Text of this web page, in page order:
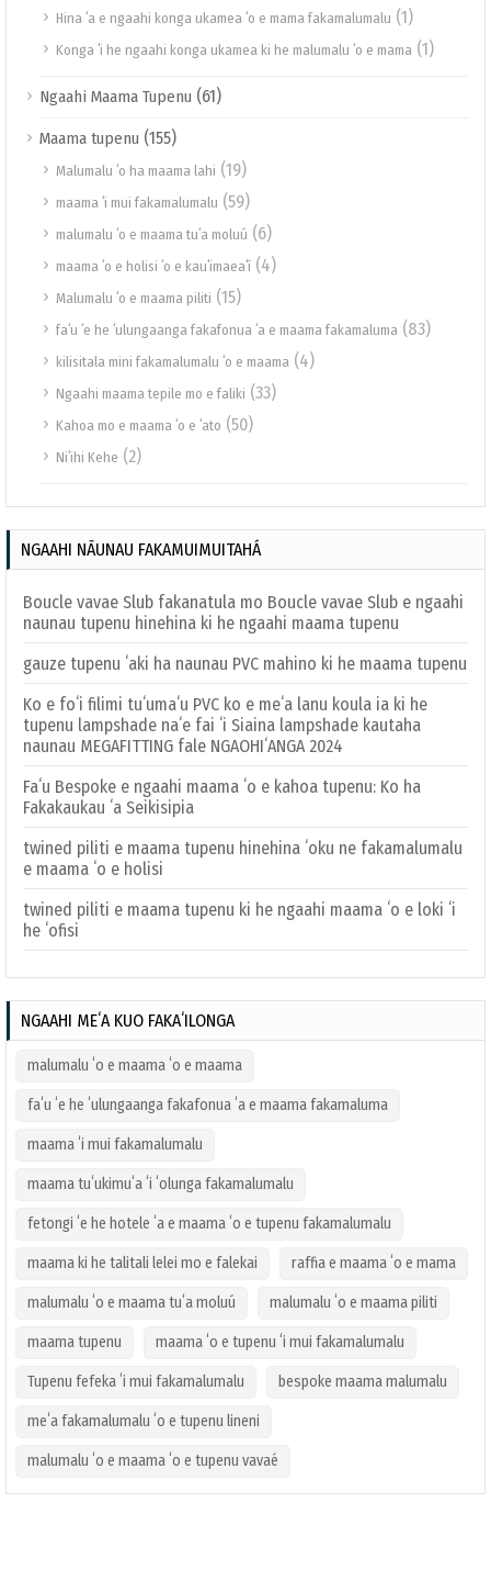
Hina ʻa e ngaahi konga ukamea ʻo e mama fakamalumalu (1)
Konga ʻi he ngaahi konga ukamea ki he malumalu ʻo e mama (1)
Ngaahi Maama Tupenu (61)
Maama tupenu (155)
Malumalu ʻo ha maama lahi (19)
maama ʻi mui fakamalumalu (59)
malumalu ʻo e maama tuʻa moluú (6)
maama ʻo e holisi ʻo e kauʻimaeaʻí (4)
Malumalu ʻo e maama piliti (15)
faʻu ʻe he ʻulungaanga fakafonua ʻa e maama fakamaluma (83)
kilisitala mini fakamalumalu ʻo e maama (4)
Ngaahi maama tepile mo e faliki (33)
Kahoa mo e maama ʻo e ʻato (50)
Niʻihi Kehe (2)
NGAAHI NĀUNAU FAKAMUIMUITAHÁ
Boucle vavae Slub fakanatula mo Boucle vavae Slub e ngaahi
naunau tupenu hinehina ki he ngaahi maama tupenu
gauze tupenu ʻaki ha naunau PVC mahino ki he maama tupenu
Ko e foʻi filimi tuʻumaʻu PVC ko e meʻa lanu koula ia ki he
tupenu lampshade naʻe fai ʻi Siaina lampshade kautaha
naunau MEGAFITTING fale NGAOHIʻANGA 2024
Faʻu Bespoke e ngaahi maama ʻo e kahoa tupenu: Ko ha
Fakakaukau ʻa Seikisipia
twined piliti e maama tupenu hinehina ʻoku ne fakamalumalu
e maama ʻo e holisi
twined piliti e maama tupenu ki he ngaahi maama ʻo e loki ʻi
he ʻofisi
NGAAHI MEʻA KUO FAKAʻILONGA
malumalu ʻo e maama ʻo e maama
faʻu ʻe he ʻulungaanga fakafonua ʻa e maama fakamaluma
maama ʻi mui fakamalumalu
maama tuʻukimuʻa ʻi ʻolunga fakamalumalu
fetongi ʻe he hotele ʻa e maama ʻo e tupenu fakamalumalu
maama ki he talitali lelei mo e falekai raffia e maama ʻo e mama
malumalu ʻo e maama tuʻa moluú malumalu ʻo e maama piliti
maama tupenu maama ʻo e tupenu ʻi mui fakamalumalu
Tupenu fefeka ʻi mui fakamalumalu bespoke maama malumalu
meʻa fakamalumalu ʻo e tupenu lineni
malumalu ʻo e maama ʻo e tupenu vavaé